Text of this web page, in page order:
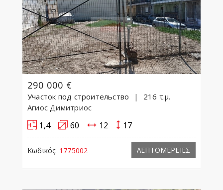
290 000 €
Участок под строительство
216 τ.μ.
Агиос Димитриос
1,4 60 12 17
Κωδικός: 1775002 ΛΕΠΤΟΜΕΡΕΙΕΣ